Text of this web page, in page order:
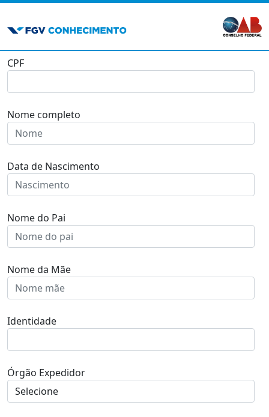
CPF
Nome completo
Data de Nascimento
Nome do Pai
Nome da Mãe
Identidade
Órgão Expedidor